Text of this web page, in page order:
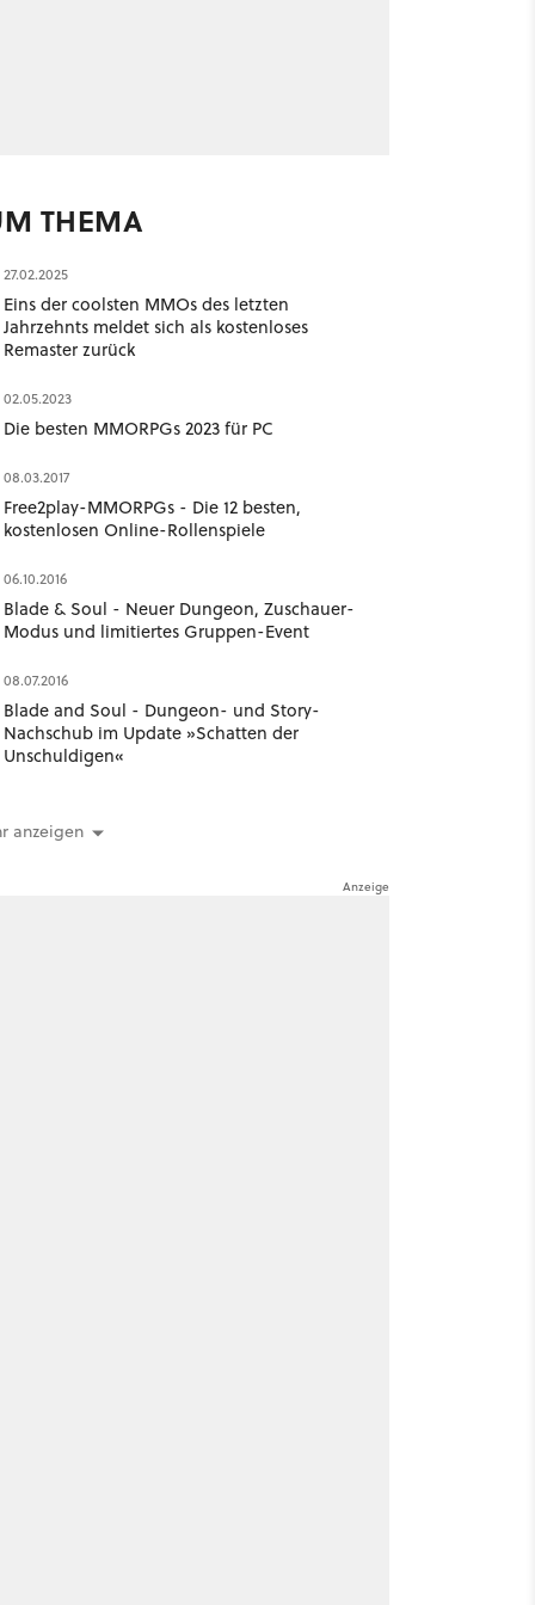
THEMA
27.02.2025
Eins der coolsten MMOs des letzten
Jahrzehnts meldet sich als kostenloses
Remaster zurück
02.05.2023
Die besten MMORPGs 2023 für PC
08.03.2017
Free2play-MMORPGs - Die 12 besten,
kostenlosen Online-Rollenspiele
06.10.2016
Blade & Soul - Neuer Dungeon, Zuschauer-
Modus und limitiertes Gruppen-Event
08.07.2016
Blade and Soul - Dungeon- und Story-
Nachschub im Update »Schatten der
Unschuldigen«
anzeigen